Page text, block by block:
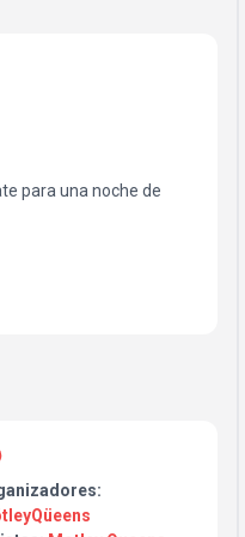
para una noche de
volvemos a la capital
a la sala Rockville,
ponemos el Jack